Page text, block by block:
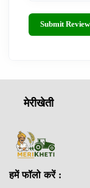
Submit Review
मेरीखेती
हमें फॉलो करें :